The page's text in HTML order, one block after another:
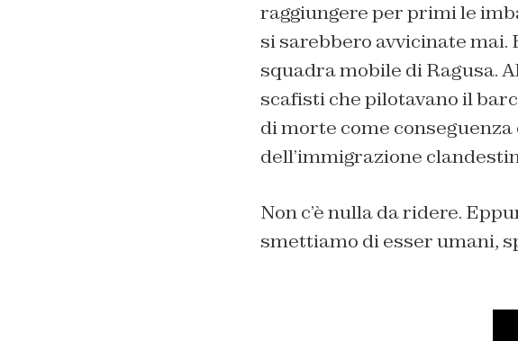
raggiungere per primi le
si sarebbero avvicinate mai.
squadra mobile di Ragusa.
scafisti che pilotavano il
di morte come
dell’immigrazione
Non c’è nulla da ridere.
smettiamo di esser umani,